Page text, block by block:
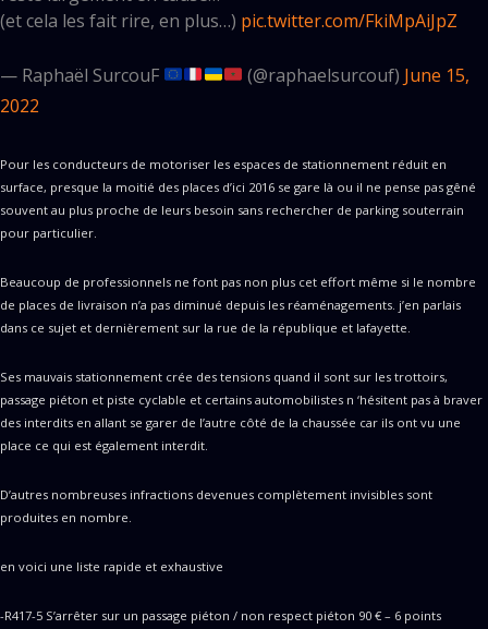
(et cela les fait rire, en plus…) pic.twitter.com/FkiMpAiJpZ
— Raphaël SurcouF (@raphaelsurcouf) June 15,
2022
Pour les conducteurs de motoriser les espaces de stationnement réduit en
surface, presque la moitié des places d’ici 2016 se gare là ou il ne pense pas gêné
souvent au plus proche de leurs besoin sans rechercher de parking souterrain
pour particulier.
Beaucoup de professionnels ne font pas non plus cet effort même si le nombre
de places de livraison n’a pas diminué depuis les réaménagements. j’en parlais
dans ce sujet et dernièrement sur la rue de la république et lafayette.
Ses mauvais stationnement crée des tensions quand il sont sur les trottoirs,
passage piéton et piste cyclable et certains automobilistes n ‘hésitent pas à braver
des interdits en allant se garer de l’autre côté de la chaussée car ils ont vu une
place ce qui est également interdit.
D’autres nombreuses infractions devenues complètement invisibles sont
produites en nombre.
en voici une liste rapide et exhaustive
-R417-5 S’arrêter sur un passage piéton / non respect piéton 90 € – 6 points